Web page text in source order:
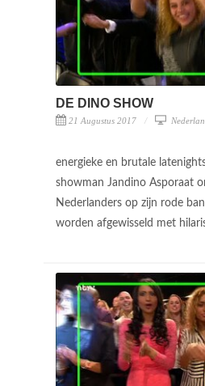
DE DINO SHOW
21 Augustus 2017
energieke en brutale
showman Jandino Asporaat
Nederlanders op zijn rode
worden afgewisseld met